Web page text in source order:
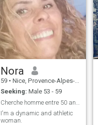
Nora
59 • Nice, Provence-Alpes-Côte d'Azur, France
Seeking: Male 53 - 59
I'm a dynamic and athletic
woman.